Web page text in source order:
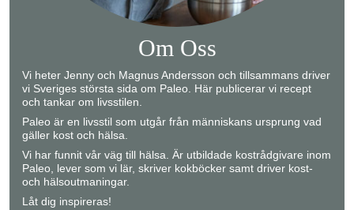
Om Oss
Vi heter Jenny och Magnus Andersson och tillsammans driver
vi Sveriges största sida om Paleo. Här publicerar vi recept
och tankar om livsstilen.
Paleo är en livsstil som utgår från människans ursprung vad
gäller kost och hälsa.
Vi har funnit vår väg till hälsa. Är utbildade kostrådgivare inom
Paleo, lever som vi lär, skriver kokböcker samt driver kost-
och hälsoutmaningar.
Låt dig inspireras!